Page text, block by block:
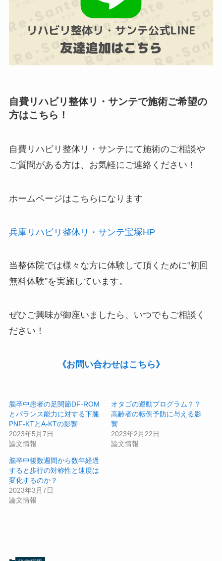
自費リハビリ整体リ・サンテで施術ご希望の
方はこちら！
自費リハビリ整体リ・サンテにて施術のご相談や
ご質問がある方は、お気軽にご連絡ください！
ホームページはこちらになります
兵庫リハビリ整体リ・サンテ宝塚HP
当整体院では様々な方に体験して頂くために‟初回
無料体験”を実施しています。
ぜひご興味が御座いましたら、いつでもご相談く
ださい！
《お問い合わせはこちら》
脳卒中患者の足関節DF-ROM
とバランス能力に対する下腿
PNF-KTとA-KTの影響
2023年5月7日
論文情報
オタゴの運動プログラム？？
高齢者の転倒予防に与える影
響
2023年2月22日
論文情報
脳卒中後数週間から数年経過
すると歩行の対称性と速度は
変化するのか？
2023年3月7日
論文情報